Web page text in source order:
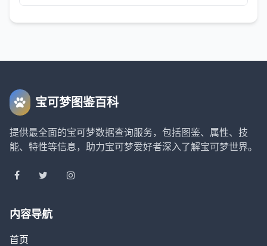
宝可梦图鉴百科
提供最全面的宝可梦数据查询服务，包括图鉴、属性、技
能、特性等信息，助力宝可梦爱好者深入了解宝可梦世界。
内容导航
首页